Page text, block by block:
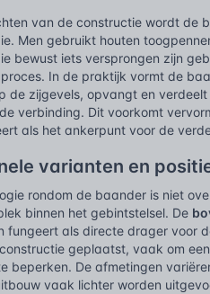
van de constructie wordt de
Men gebruikt houten
bewust iets versprongen zijn
proces. In de praktijk vormt de
de zijgevels, opvangt en
verbinding. Dit voorkomt
als het ankerpunt voor de
varianten en
rondom de baander is niet
binnen het gebintstelsel. De
fungeert als directe drager voor
geplaatst, vaak om
beperken. De afmetingen
vaak lichter worden